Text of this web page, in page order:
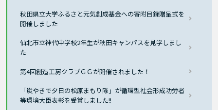
秋田県立大学ふるさと元気創成基金への寄附目録贈呈式を
開催しました
仙北市立神代中学校2年生が秋田キャンパスを見学しまし
た
第4回創造工房クラブＧＧが開催されました！
「炭やきで夕日の松原まもり隊」が循環型社会形成功労者
等環境大臣表彰を受賞しました!!